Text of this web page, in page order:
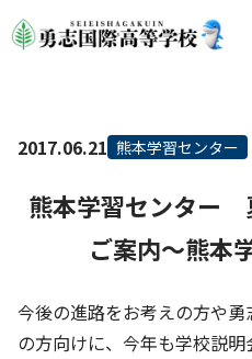
2017.06.21 熊本学習センター
熊本学習センター
ご案内～熊本
今後の進路をお考えの方や
の方向けに、今年も学校説